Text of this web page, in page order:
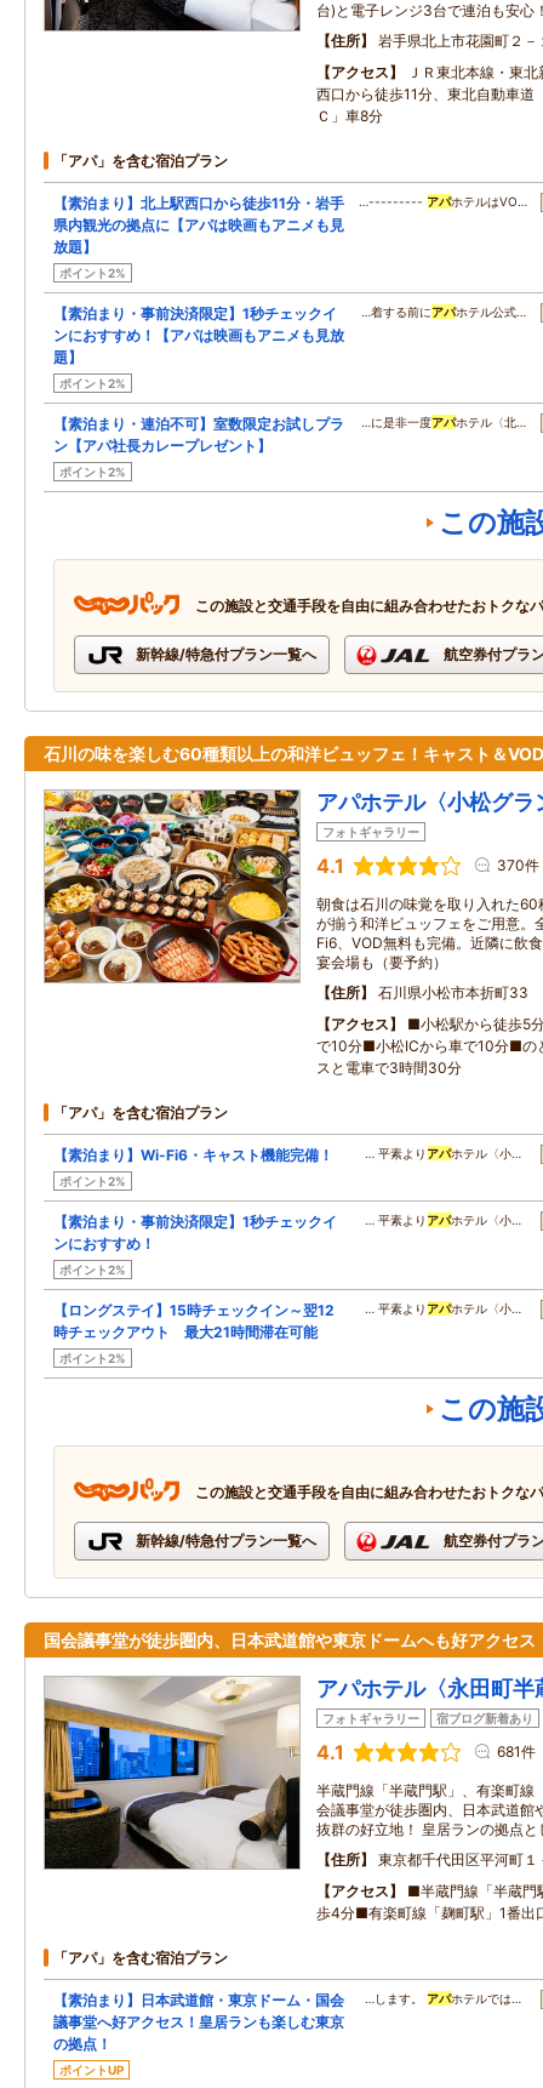
台)と電子レンジ3台で連泊も安心
住所
岩手県北上市花園町２－
アクセス
ＪＲ東北本線・東
西口から徒歩11分、東北自動車道
Ｃ」車8分
「アパ」を含む宿泊プラン
【素泊まり】北上駅西口から徒歩11分・岩手
県内観光の拠点に【アパは映画もアニメも見
放題】
ポイント2%
…--------- アパホテルはVO…
【素泊まり・事前決済限定】1秒チェックイ
ンにおすすめ！【アパは映画もアニメも見放
題】
ポイント2%
…着する前にアパホテル公式…
【素泊まり・連泊不可】室数限定お試しプラ
ン【アパ社長カレープレゼント】
ポイント2%
…に是非一度アパホテル〈北…
この施
この施設と交通手段を自由に組み合わせたおトクな
新幹線/特急付プラン一覧へ 航空券付プラ
石川の味を楽しむ60種類以上の和洋ビュッフェ！キャスト＆
アパホテル〈小松グラ
フォトギャラリー
4.1 370件
朝食は石川の味覚を取り入れた
が揃う和洋ビュッフェをご用意。
Fi6、VOD無料も完備。近隣に飲
宴会場も（要予約）
住所
石川県小松市本折町33
アクセス
■小松駅から徒歩5
で10分■小松ICから車で10分■の
スと電車で3時間30分
「アパ」を含む宿泊プラン
【素泊まり】Wi-Fi6・キャスト機能完備！
ポイント2%
… 平素より アパホテル〈小…
【素泊まり・事前決済限定】1秒チェックイ
ンにおすすめ！
ポイント2%
… 平素より アパホテル〈小…
【ロングステイ】15時チェックイン～翌12
時チェックアウト 最大21時間滞在可能
ポイント2%
… 平素より アパホテル〈小…
この施
この施設と交通手段を自由に組み合わせたおトクな
新幹線/特急付プラン一覧へ 航空券付プラ
国会議事堂が徒歩圏内、日本武道館や東京ドームへも好アクセス
アパホテル〈永田町半
フォトギャラリー 宿ブログ新着あり
4.1 681件
半蔵門線「半蔵門駅」、有楽町線
会議事堂が徒歩圏内、日本武道館
抜群の好立地！ 皇居ランの拠点と
住所
東京都千代田区平河町１
アクセス
■半蔵門線「半蔵門
歩4分■有楽町線「麹町駅」1番出
「アパ」を含む宿泊プラン
【素泊まり】日本武道館・東京ドーム・国会
議事堂へ好アクセス！皇居ランも楽しむ東京
の拠点！
ポイントUP
…します。 アパホテルでは…